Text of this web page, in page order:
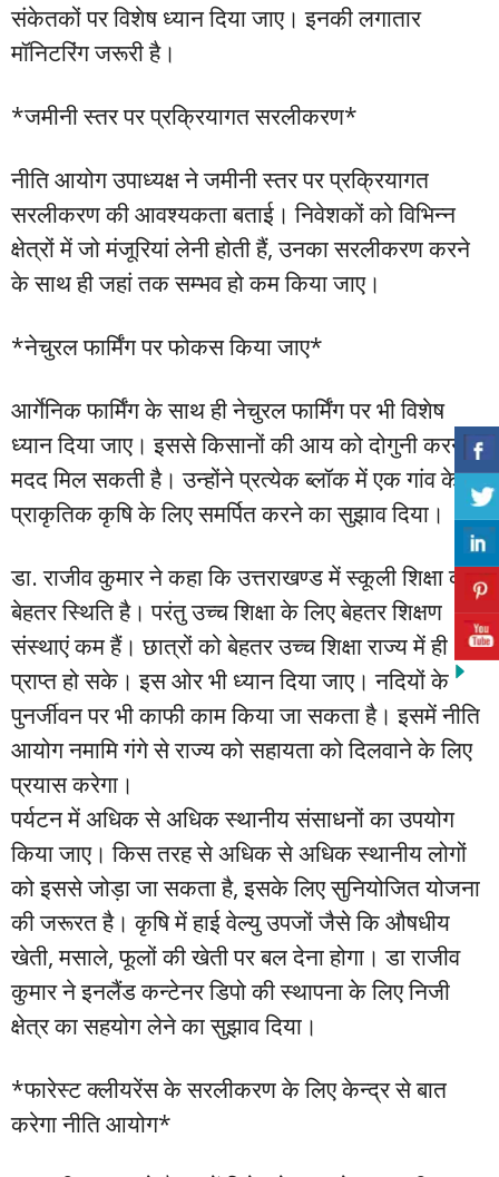
संकेतकों पर विशेष ध्यान दिया जाए। इनकी लगातार
मॉनिटरिंग जरूरी है।
*जमीनी स्तर पर प्रक्रियागत सरलीकरण*
नीति आयोग उपाध्यक्ष ने जमीनी स्तर पर प्रक्रियागत
सरलीकरण की आवश्यकता बताई। निवेशकों को विभिन्न
क्षेत्रों में जो मंजूरियां लेनी होती हैं, उनका सरलीकरण करने
के साथ ही जहां तक सम्भव हो कम किया जाए।
*नेचुरल फार्मिंग पर फोकस किया जाए*
आर्गेनिक फार्मिंग के साथ ही नेचुरल फार्मिंग पर भी विशेष
ध्यान दिया जाए। इससे किसानों की आय को दोगुनी करने में
मदद मिल सकती है। उन्होंने प्रत्येक ब्लॉक में एक गांव के
प्राकृतिक कृषि के लिए समर्पित करने का सुझाव दिया।
डा. राजीव कुमार ने कहा कि उत्तराखण्ड में स्कूली शिक्षा की
बेहतर स्थिति है। परंतु उच्च शिक्षा के लिए बेहतर शिक्षण
संस्थाएं कम हैं। छात्रों को बेहतर उच्च शिक्षा राज्य में ही
प्राप्त हो सके। इस ओर भी ध्यान दिया जाए। नदियों के
पुनर्जीवन पर भी काफी काम किया जा सकता है। इसमें नीति
आयोग नमामि गंगे से राज्य को सहायता को दिलवाने के लिए
प्रयास करेगा।
पर्यटन में अधिक से अधिक स्थानीय संसाधनों का उपयोग
किया जाए। किस तरह से अधिक से अधिक स्थानीय लोगों
को इससे जोड़ा जा सकता है, इसके लिए सुनियोजित योजना
की जरूरत है। कृषि में हाई वेल्यु उपजों जैसे कि औषधीय
खेती, मसाले, फूलों की खेती पर बल देना होगा। डा राजीव
कुमार ने इनलैंड कन्टेनर डिपो की स्थापना के लिए निजी
क्षेत्र का सहयोग लेने का सुझाव दिया।
*फारेस्ट क्लीयरेंस के सरलीकरण के लिए केन्द्र से बात
करेगा नीति आयोग*